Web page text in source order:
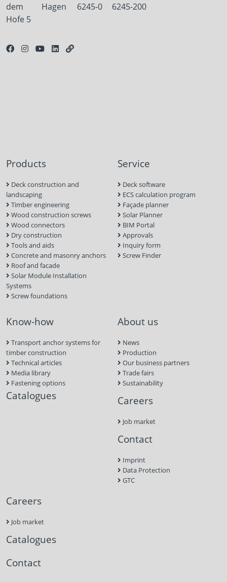
dem
Hofe 5
Hagen
6245-0
6245-200
Products
Deck construction and
landscaping
Timber engineering
Wood construction screws
Wood connectors
Dry construction
Tools and aids
Concrete and masonry anchors
Roof and facade
Solar Module Installation
Systems
Screw foundations
Service
Deck software
ECS calculation program
Façade planner
Solar Planner
BIM Portal
Approvals
Inquiry form
Screw Finder
Know-how
Transport anchor systems for
timber construction
Technical articles
Media library
Fastening options
Catalogues
About us
News
Production
Our business partners
Trade fairs
Sustainability
Careers
Job market
Contact
Imprint
Data Protection
GTC
Careers
Job market
Catalogues
Contact